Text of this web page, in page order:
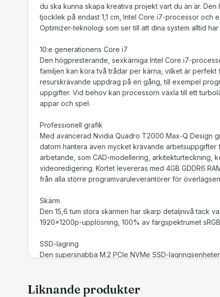
du ska kunna skapa kreativa projekt vart du än är. Den
tjocklek på endast 1,1 cm, Intel Core i7-processor och
Optimizer-teknologi som ser till att dina system alltid
10:e generationens Core i7
Den högpresterande, sexkärniga Intel Core i7-
familjen kan köra två trådar per kärna, vilket är perfekt
resurskrävande uppdrag på en gång, till exempel
uppgifter. Vid behov kan processorn växla till ett
appar och spel.
Professionell grafik
Med avancerad Nvidia Quadro T2000 Max-Q Design
datorn hantera även mycket krävande arbetsuppgifter
arbetande, som CAD-modellering, arkitekturteckning,
videoredigering. Kortet levereras med 4GB GDDR6
från alla större programvaruleverantörer för
Skärm
Den 15,6 tum stora skärmen har skarp detaljnivå tack
1920x1200p-upplösning, 100% av färgspektrumet
SSD-lagring
Den supersnabba M.2 PCIe NVMe SSD-
Dockning med en kabel
Liknande produkter